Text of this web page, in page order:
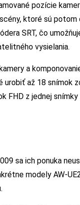
pozície
ktoré sú
SRT, čo
vysielania.
a
až 18 snímok
z jednej
sa ich ponuka
modely AW-